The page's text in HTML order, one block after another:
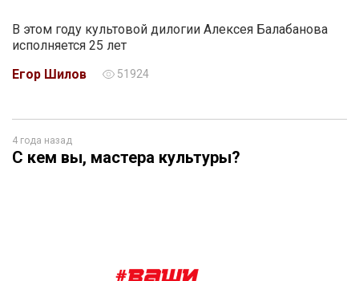
В этом году культовой дилогии Алексея Балабанова
исполняется 25 лет
Егор Шилов
51924
4 года назад
С кем вы, мастера культуры?